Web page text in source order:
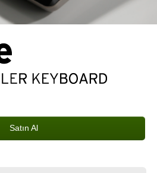
Satın Al